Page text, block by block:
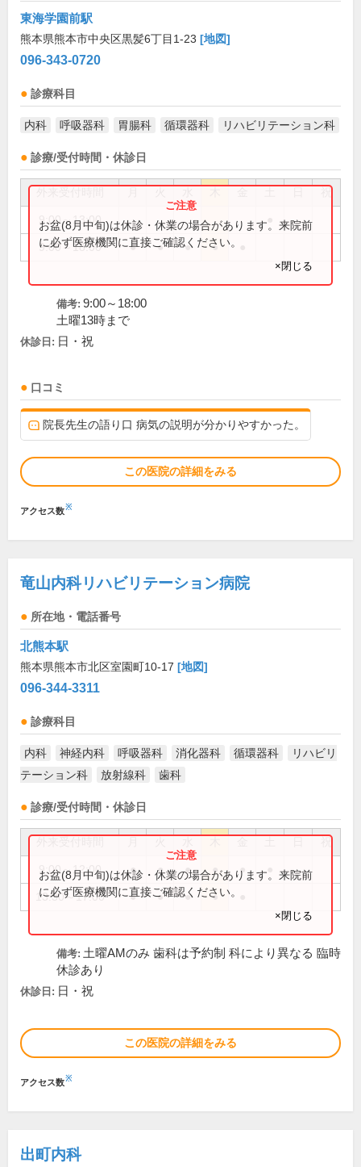
東海学園前駅
熊本県熊本市中央区黒髪6丁目1-23 [地図]
096-343-0720
診療科目
内科 呼吸器科 胃腸科 循環器科 リハビリテーション科
診療/受付時間・休診日
祝
9:00～13:00
9:00～18:00 ● ● ● ●
お盆(8月中旬)は休診・休業の場合があります。来院前
に必ず医療機関に直接ご確認ください。
×閉じる
備考: 9:00～18:00
土曜13時まで
休診日: 日・祝
口コミ
院長先生の語り口 病気の説明が分かりやすかった。
この医院の詳細をみる
アクセス数※
竜山内科リハビリテーション病院
所在地・電話番号
北熊本駅
熊本県熊本市北区室園町10-17 [地図]
096-344-3311
診療科目
内科 神経内科 呼吸器科 消化器科 循環器科
リハビリ
テーション科
放射線科 歯科
診療/受付時間・休診日
祝
9:00～12:00 ● ● ● ● ●
13:30～17:00 ● ● ● ●
お盆(8月中旬)は休診・休業の場合があります。来院前
に必ず医療機関に直接ご確認ください。
×閉じる
備考: 土曜AMのみ 歯科は予約制 科により異なる 臨時
休診あり
休診日: 日・祝
この医院の詳細をみる
アクセス数※
出町内科